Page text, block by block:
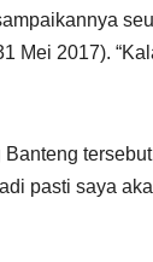
Mei 2017).
pasti saya